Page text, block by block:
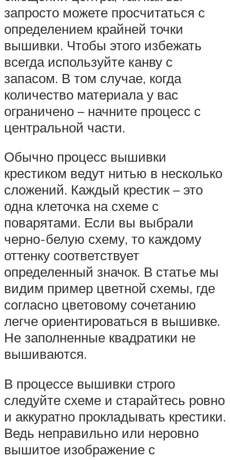
запросто можете просчитаться с
определением крайней точки
вышивки. Чтобы этого избежать
всегда используйте канву с
запасом. В том случае, когда
количество материала у вас
ограничено – начните процесс с
центральной части.
Обычно процесс вышивки
крестиком ведут нитью в несколько
сложений. Каждый крестик – это
одна клеточка на схеме с
поварятами. Если вы выбрали
черно-белую схему, то каждому
оттенку соответствует
определенный значок. В статье мы
видим пример цветной схемы, где
согласно цветовому сочетанию
легче ориентироваться в вышивке.
Не заполненные квадратики не
вышиваются.
В процессе вышивки строго
следуйте схеме и старайтесь ровно
и аккуратно прокладывать крестики.
Ведь неправильно или неровно
вышитое изображение с